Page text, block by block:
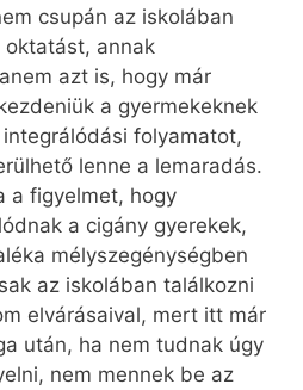
csupán az iskolában
annak
azt is, hogy már
a gyermekeknek
folyamatot,
lenne a lemaradás.
a figyelmet, hogy
a cigány gyerekek,
mélyszegénységben
az iskolában találkozni
elvárásaival, mert itt már
után, ha nem tudnak úgy
nem mennek be az